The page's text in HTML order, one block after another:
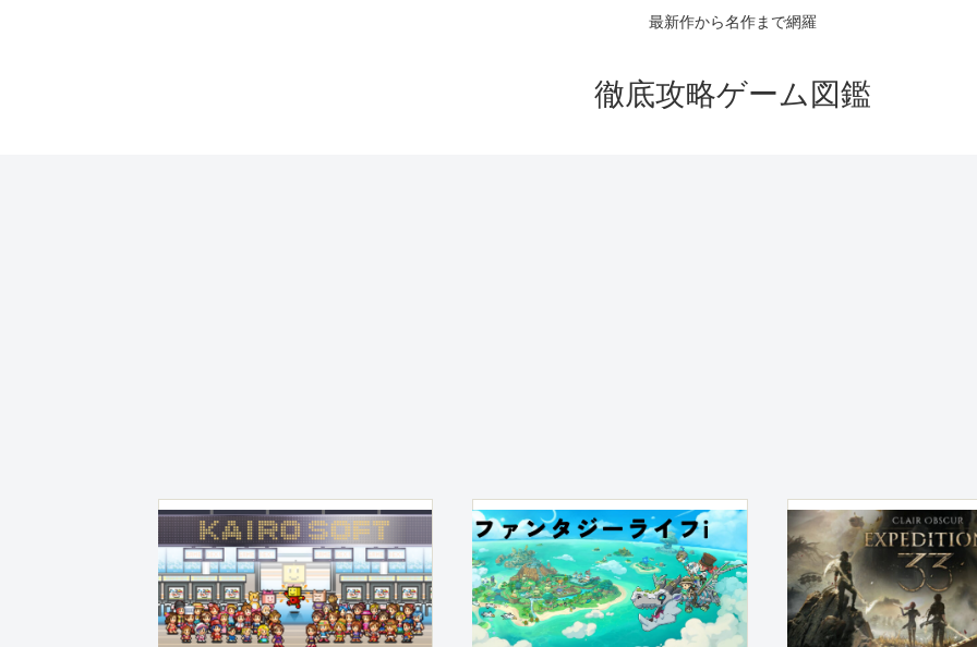
最新作から名作まで網羅
徹底攻略ゲーム図鑑